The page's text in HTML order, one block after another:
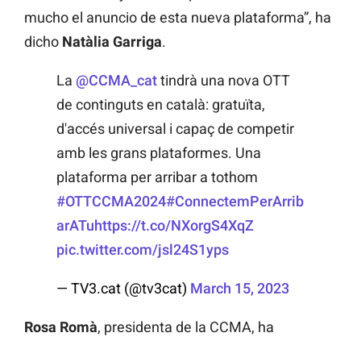
mucho el anuncio de esta nueva plataforma”, ha
dicho Natàlia Garriga.
La @CCMA_cattindrà una nova OTT
de continguts en català: gratuïta,
d'accés universal i capaç de competir
amb les grans plataformes. Una
plataforma per arribar a tothom
#OTTCCMA2024#ConnectemPerArrib
arATuhttps://t.co/NXorgS4XqZ
pic.twitter.com/jsl24S1yps
— TV3.cat (@tv3cat) March 15, 2023
Rosa Romà, presidenta de la CCMA, ha